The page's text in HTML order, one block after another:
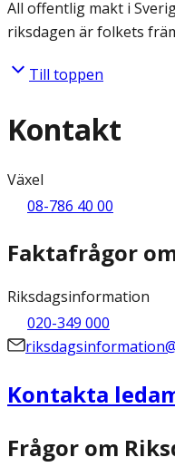
All offentlig makt i
riksdagen är folkets
Till toppen
Kontakt
Växel
08-786 40 00
Faktafrågor
Riksdagsinformation
020-349 000
Kontakta
Frågor om